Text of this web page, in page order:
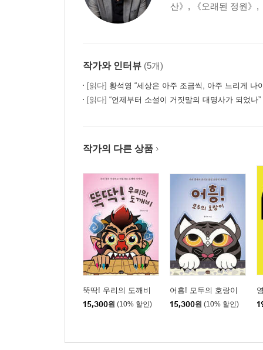
산》, 《오래된 정원》,
작가와 인터뷰 (5개)
[읽다] 황석영 “세상은 아주 조금씩, 아주 느리게 나
[읽다] “언제부터 소설이 거짓말의 대명사가 되었나
작가의 다른 상품
뚝딱! 우리의 도깨비
15,300원 (10% 할인)
어흥! 모두의 호랑이
15,300원 (10% 할인)